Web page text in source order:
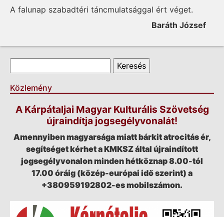
A falunap szabadtéri táncmulatsággal ért véget.
Baráth József
Keresés űrlap
Közlemény
A Kárpátaljai Magyar Kulturális Szövetség
újraindítja jogsegélyvonalát!
Amennyiben magyarsága miatt bárkit atrocitás ér,
segítséget kérhet a KMKSZ által újraindított
jogsegélyvonalon minden hétköznap 8.00-tól
17.00 óráig (közép-európai idő szerint) a
+380959192802-es mobilszámon.